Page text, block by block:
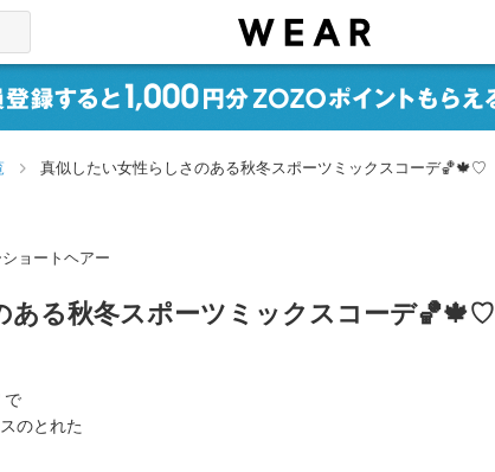
真似したい女性らしさのある秋冬スポーツミックスコーデ🏀🍁♡
ョートヘアー
ある秋冬スポーツミックスコーデ🏀🍁♡
で
のとれた